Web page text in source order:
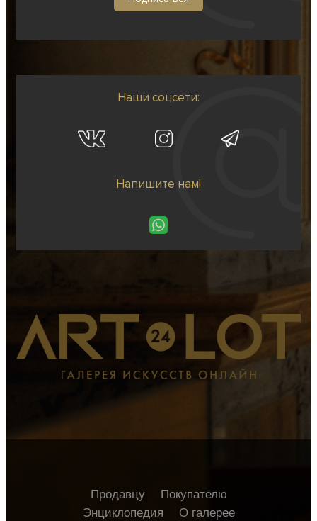
Наши соцсети:
Напишите нам!
Продавцу
Покупателю
Энциклопедия
О галерее